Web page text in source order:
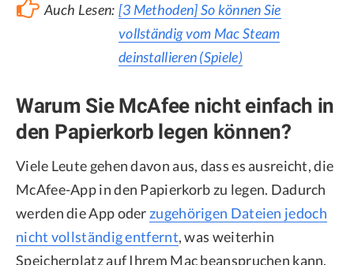
Auch Lesen: [3 Methoden] So können Sie
vollständig vom Mac Steam
deinstallieren (Spiele)
Warum Sie McAfee nicht einfach in
den Papierkorb legen können?
Viele Leute gehen davon aus, dass es ausreicht, die
McAfee-App in den Papierkorb zu legen. Dadurch
werden die App oder zugehörigen Dateien jedoch
nicht vollständig entfernt, was weiterhin
Speicherplatz auf Ihrem Mac beanspruchen kann.